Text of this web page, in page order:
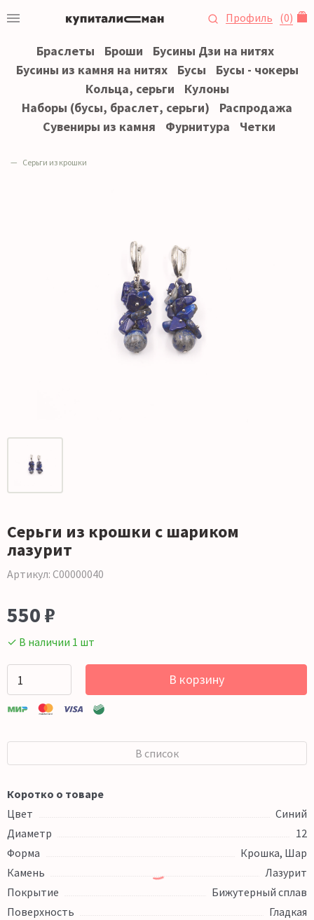
Профиль (0)
Браслеты Броши
Бусины Дзи на нитях
Бусины из камня на нитях
Бусы
Бусы - чокеры
Кольца, серьги
Кулоны
Наборы (бусы, браслет, серьги)
Распродажа
Сувениры из камня
Фурнитура Четки
Серьги из крошки
Серьги из крошки с шариком
лазурит
Артикул: С00000040
550 ₽
✓ В наличии 1 шт
В корзину
В список
Коротко о товаре
Цвет
Синий
Диаметр
12
Форма
Крошка, Шар
Камень
Лазурит
Покрытие
Бижутерный сплав
Поверхность
Гладкая